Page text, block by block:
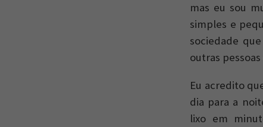
mas eu sou
simples e
sociedade
outras
Eu acredito
dia para a
lixo em